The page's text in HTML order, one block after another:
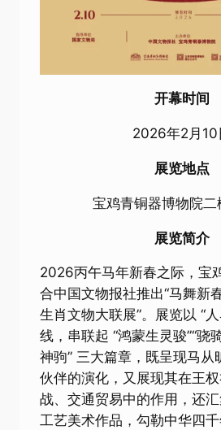
开幕时间
2026年2月10
展览地点
宝鸡青铜器博物院二
展览简介
2026丙午马年新春之际，宝
合中国文物报社推出“马舞
生肖文物大联展”。展览以 “
线，串联起 “鸿蒙生灵骏”“骁
神驹” 三大篇章，既呈现马从
伙伴的演化，又展现其在王
战、交通贸易中的作用，还
工艺美术作品，勾勒中华四千